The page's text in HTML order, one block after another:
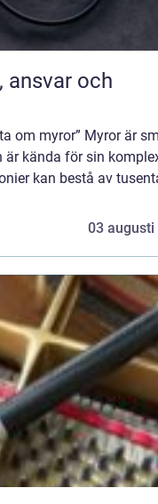
om myror” Myror är
kända för sin
kan bestå av
03 augusti